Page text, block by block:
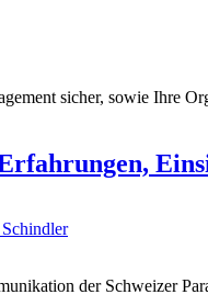
sicher, sowie Ihre
der Schweizer